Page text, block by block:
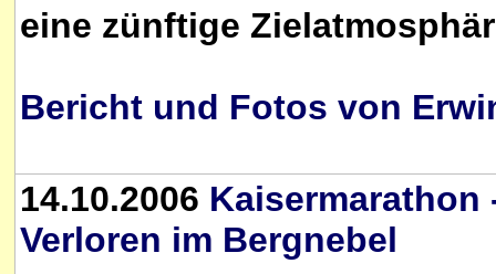
eine zünftige
Bericht und Fotos von
14.10.2006 Kaisermarathon
Verloren im Bergnebel